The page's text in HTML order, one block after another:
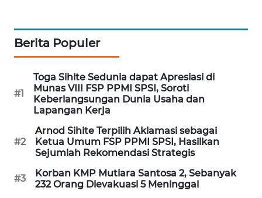
Berita Populer
#1
Toga Sihite Sedunia dapat Apresiasi di
Munas VIII FSP PPMI SPSI, Soroti
Keberlangsungan Dunia Usaha dan
Lapangan Kerja
#2
Arnod Sihite Terpilih Aklamasi sebagai
Ketua Umum FSP PPMI SPSI, Hasilkan
Sejumlah Rekomendasi Strategis
#3
Korban KMP Mutiara Santosa 2, Sebanyak
232 Orang Dievakuasi 5 Meninggal
MASYARAKAT
WALINKI
ID
MAWAKA
ID
MARTABAT